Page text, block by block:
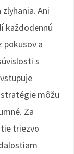
Ani
každodennú
pokusov a
s
môžu
Za
triezvo